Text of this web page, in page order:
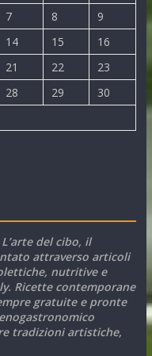
7 8
9
14 15
16
21 22
23
28 29
30
del cibo, il
attraverso articoli
nutritive e
Ricette contemporane
gratuite e pronte
tradizioni artistiche,